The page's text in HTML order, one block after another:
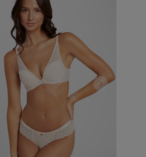
Next